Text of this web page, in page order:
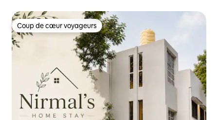
Coup de cœur voyageurs
Coup de cœur voyageurs